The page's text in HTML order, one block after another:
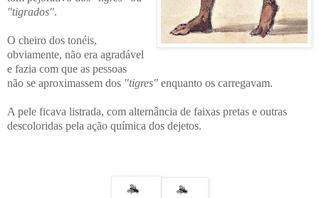
"tigrados".
O cheiro dos tonéis,
obviamente, não era agradável
e fazia com que as pessoas
não se aproximassem dos "tigres" enquanto os carregavam.
A pele ficava listrada, com alternância de faixas pretas e outras
descoloridas pela ação química dos dejetos.